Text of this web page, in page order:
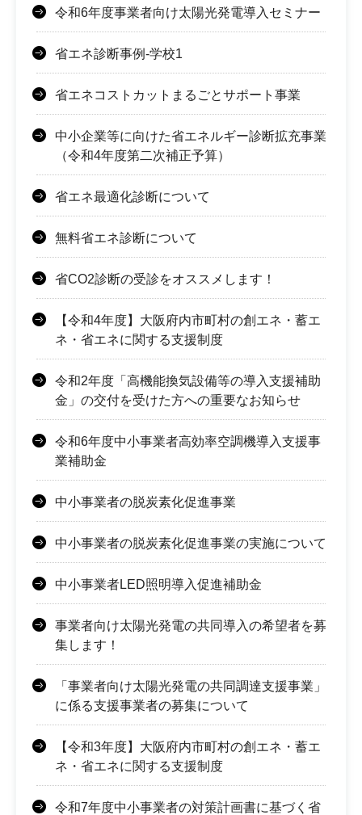
令和6年度事業者向け太陽光発電導入セミナー
省エネ診断事例-学校1
省エネコストカットまるごとサポート事業
中小企業等に向けた省エネルギー診断拡充事業
（令和4年度第二次補正予算）
省エネ最適化診断について
無料省エネ診断について
省CO2診断の受診をオススメします！
【令和4年度】大阪府内市町村の創エネ・蓄エ
ネ・省エネに関する支援制度
令和2年度「高機能換気設備等の導入支援補助
金」の交付を受けた方への重要なお知らせ
令和6年度中小事業者高効率空調機導入支援事
業補助金
中小事業者の脱炭素化促進事業
中小事業者の脱炭素化促進事業の実施について
中小事業者LED照明導入促進補助金
事業者向け太陽光発電の共同導入の希望者を募
集します！
「事業者向け太陽光発電の共同調達支援事業」
に係る支援事業者の募集について
【令和3年度】大阪府内市町村の創エネ・蓄エ
ネ・省エネに関する支援制度
令和7年度中小事業者の対策計画書に基づく省